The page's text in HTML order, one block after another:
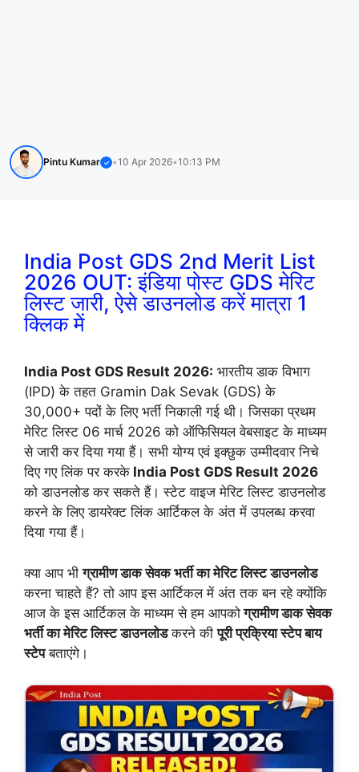
Pintu Kumar ✓ •10 Apr 2026•10:13 PM
India Post GDS 2nd Merit List
2026 OUT: इंडिया पोस्ट GDS मेरिट
लिस्ट जारी, ऐसे डाउनलोड करें मात्रा 1
क्लिक में
India Post GDS Result 2026: भारतीय डाक विभाग
(IPD) के तहत Gramin Dak Sevak (GDS) के
30,000+ पदों के लिए भर्ती निकाली गई थी। जिसका प्रथम
मेरिट लिस्ट 06 मार्च 2026 को ऑफिसियल वेबसाइट के माध्यम
से जारी कर दिया गया हैं। सभी योग्य एवं इक्छुक उम्मीदवार निचे
दिए गए लिंक पर करके India Post GDS Result 2026
को डाउनलोड कर सकते हैं। स्टेट वाइज मेरिट लिस्टडाउनलोड
करने के लिए डायरेक्ट लिंक आर्टिकल के अंत में उपलब्ध करवा
दिया गया हैं।
क्या आप भीग्रामीण डाक सेवक भर्ती का मेरिट लिस्ट डाउनलोड
करना चाहते हैं? तो आप इस आर्टिकल में अंत तक बन रहे क्योंकि
आज के इस आर्टिकल के माध्यम से हम आपकोग्रामीण डाक सेवक
भर्ती का मेरिट लिस्ट डाउनलोडकरने कीपूरी प्रक्रिया स्टेप बाय
स्टेपबताएंगे।